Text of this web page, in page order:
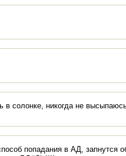
в солонке, никогда не
попадания в АД, запнутся